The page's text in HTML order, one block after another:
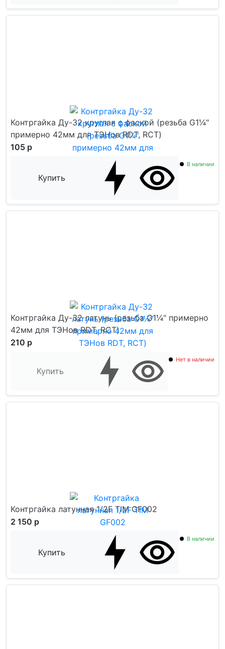
Контргайка Ду-32 круглая с фаской (резьба G1¼"
примерно 42мм для ТЭНов RDT, RCT)
105 р
Купить
В наличии
Контргайка Ду-32 латунь (резьба G1¼" примерно
42мм для ТЭНов RDT, RCT)
210 р
Купить
Нет в наличии
Контргайка латунная 1/2F TIM GF002
2 150 р
Купить
В наличии